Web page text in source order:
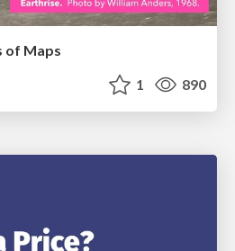
of Maps
1 890